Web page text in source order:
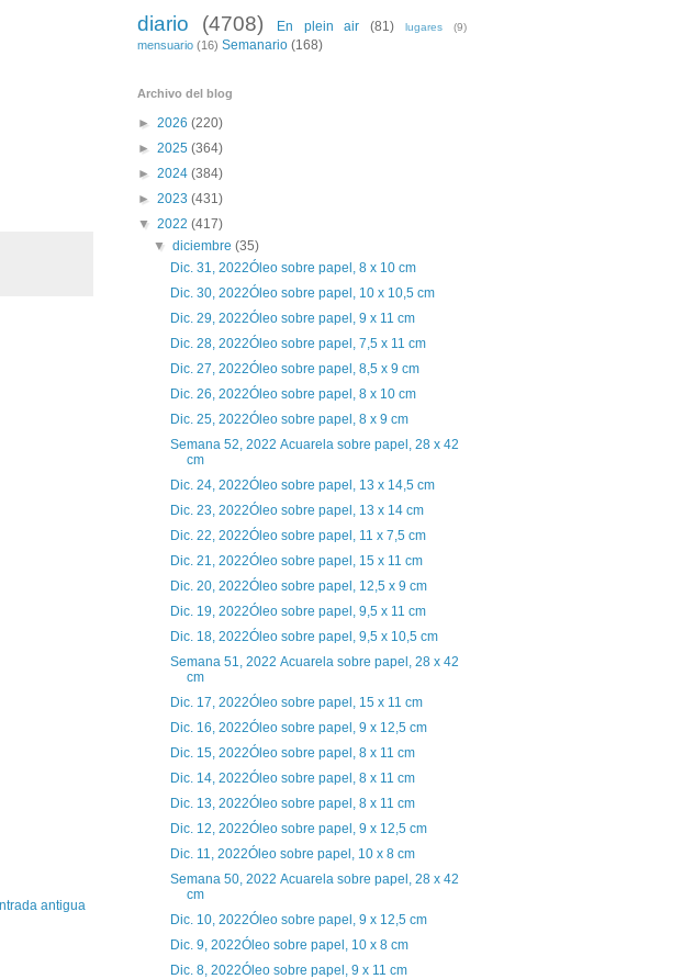
antigua
diario (4708) En plein air (81) lugares (9)
mensuario (16) Semanario (168)
Archivo del blog
► 2026 (220)
► 2025 (364)
► 2024 (384)
► 2023 (431)
▼ 2022 (417)
▼diciembre(35)
Dic. 31, 2022Óleo sobre papel, 8 x 10 cm
Dic. 30, 2022Óleo sobre papel, 10 x 10,5 cm
Dic. 29, 2022Óleo sobre papel, 9 x 11 cm
Dic. 28, 2022Óleo sobre papel, 7,5 x 11 cm
Dic. 27, 2022Óleo sobre papel, 8,5 x 9 cm
Dic. 26, 2022Óleo sobre papel, 8 x 10 cm
Dic. 25, 2022Óleo sobre papel, 8 x 9 cm
Semana 52, 2022 Acuarela sobre papel, 28 x 42
cm
Dic. 24, 2022Óleo sobre papel, 13 x 14,5 cm
Dic. 23, 2022Óleo sobre papel, 13 x 14 cm
Dic. 22, 2022Óleo sobre papel, 11 x 7,5 cm
Dic. 21, 2022Óleo sobre papel, 15 x 11 cm
Dic. 20, 2022Óleo sobre papel, 12,5 x 9 cm
Dic. 19, 2022Óleo sobre papel, 9,5 x 11 cm
Dic. 18, 2022Óleo sobre papel, 9,5 x 10,5 cm
Semana 51, 2022 Acuarela sobre papel, 28 x 42
cm
Dic. 17, 2022Óleo sobre papel, 15 x 11 cm
Dic. 16, 2022Óleo sobre papel, 9 x 12,5 cm
Dic. 15, 2022Óleo sobre papel, 8 x 11 cm
Dic. 14, 2022Óleo sobre papel, 8 x 11 cm
Dic. 13, 2022Óleo sobre papel, 8 x 11 cm
Dic. 12, 2022Óleo sobre papel, 9 x 12,5 cm
Dic. 11, 2022Óleo sobre papel, 10 x 8 cm
Semana 50, 2022 Acuarela sobre papel, 28 x 42
cm
Dic. 10, 2022Óleo sobre papel, 9 x 12,5 cm
Dic. 9, 2022Óleo sobre papel, 10 x 8 cm
Dic. 8, 2022Óleo sobre papel, 9 x 11 cm